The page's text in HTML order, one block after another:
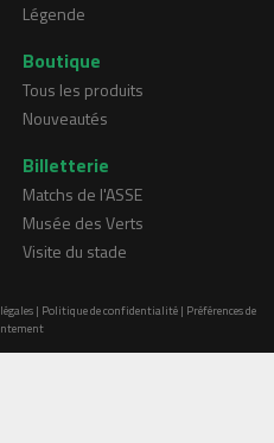
Légende
Boutique
Tous les produits
Nouveautés
Billetterie
Matchs de l'ASSE
Musée des Verts
Visite du stade
| Politique de confidentialité| Préférences de